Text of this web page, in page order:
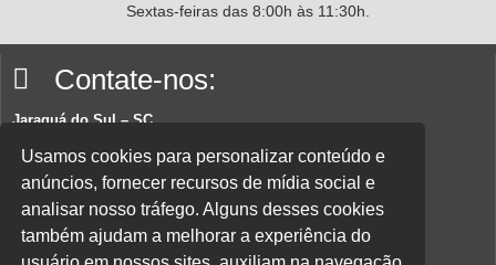
Sextas-feiras das 8:00h às 11:30h.
Contate-nos:
Jaraguá do Sul – SC
Rua João Planincheck, 157, Nova Brasília – CEP 89252-220.
E-mail:sindicatom@metalurgicosjaragua.com.br
Fone: (47) 3371-2100
Acesse nossa política de privacidade aqui.
Usamos cookies para personalizar conteúdo e
anúncios, fornecer recursos de mídia social e
analisar nosso tráfego. Alguns desses cookies
também ajudam a melhorar a experiência do